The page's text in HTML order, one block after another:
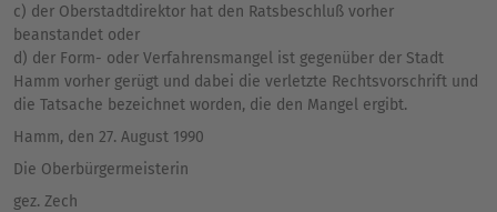
c) der Oberstadtdirektor hat den Ratsbeschluß vorher
beanstandet oder
d) der Form- oder Verfahrensmangel ist gegenüber der Stadt
Hamm vorher gerügt und dabei die verletzte Rechtsvorschrift und
die Tatsache bezeichnet worden, die den Mangel ergibt.
Hamm, den 27. August 1990
Die Oberbürgermeisterin
gez. Zech